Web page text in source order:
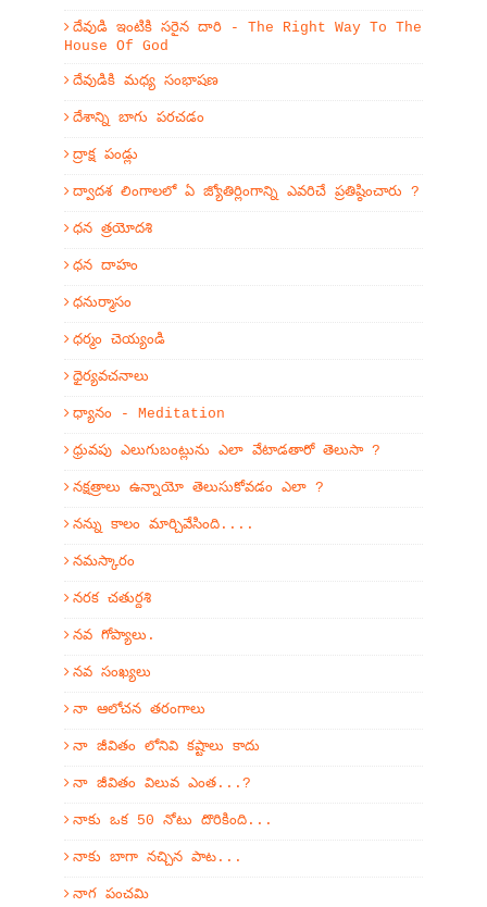
దేవుడి ఇంటికి సరైన దారి - The Right Way To The
House Of God
దేవుడికి మధ్య సంభాషణ
దేశాన్ని బాగు పరచడం
ద్రాక్ష పండ్లు
ద్వాదశ లింగాలలో ఏ జ్యోతిర్లింగాన్ని ఎవరిచే ప్రతిష్ఠించారు ?
ధన త్రయోదశి
ధన దాహం
ధనుర్మాసం
ధర్మం చెయ్యండి
ధైర్యవచనాలు
ధ్యానం - Meditation
ధ్రువపు ఎలుగుబంట్లును ఎలా వేటాడతారో తెలుసా ?
నక్షత్రాలు ఉన్నాయో తెలుసుకోవడం ఎలా ?
నన్ను కాలం మార్చివేసింది....
నమస్కారం
నరక చతుర్దశి
నవ గోప్యాలు.
నవ సంఖ్యలు
నా ఆలోచన తరంగాలు
నా జీవితం లోనివి కష్టాలు కాదు
నా జీవితం విలువ ఎంత...?
నాకు ఒక 50 నోటు దొరికింది...
నాకు బాగా నచ్చిన పాట...
నాగ పంచమి